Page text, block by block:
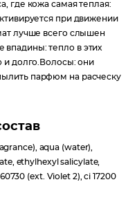
где кожа самая теплая:
при движении
лучше всего слышен
тепло в этих
и долго.Волосы: они
парфюм на расческу
aqua (water),
ethylhexyl salicylate,
(ext. Violet 2), ci 17200